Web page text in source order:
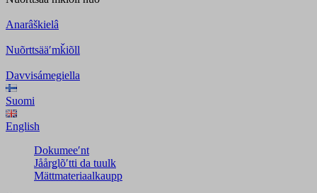
Anarâškielâ
Nuõrttsääʹmǩiõll
Davvisámegiella
Suomi
English
Dokumeeʹnt
Jåårǥlõʹtti da tuulk
Mättmateriaalkaupp